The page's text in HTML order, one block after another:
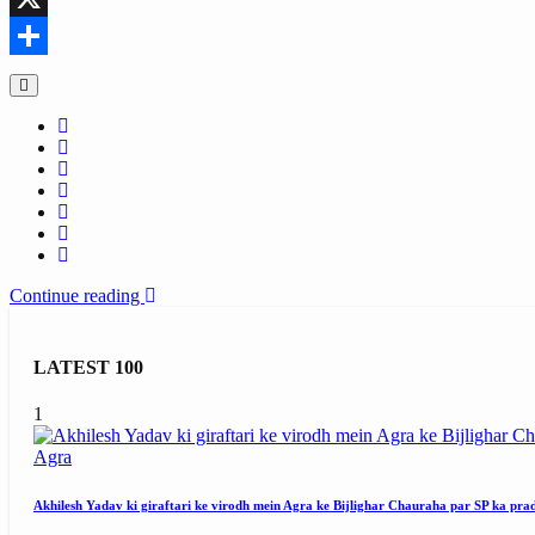
X
Share
Continue reading
LATEST 100
1
Agra
Akhilesh Yadav ki giraftari ke virodh mein Agra ke Bijlighar Chauraha par SP ka